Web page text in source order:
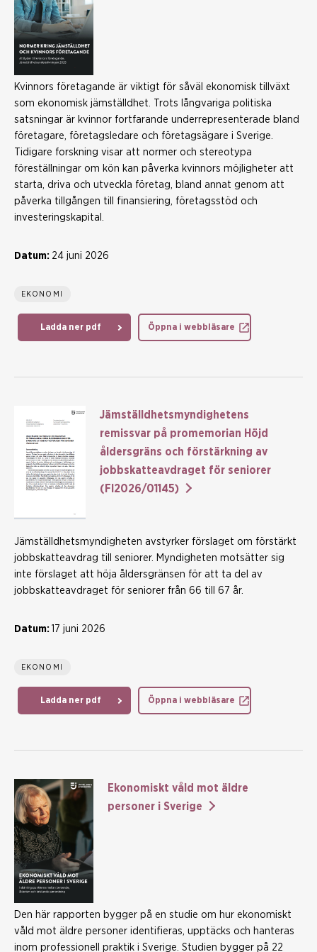
Kvinnors företagande är viktigt för såväl ekonomisk tillväxt
som ekonomisk jämställdhet. Trots långvariga politiska
satsningar är kvinnor fortfarande underrepresenterade bland
företagare, företagsledare och företagsägare i Sverige.
Tidigare forskning visar att normer och stereotypa
föreställningar om kön kan påverka kvinnors möjligheter att
starta, driva och utveckla företag, bland annat genom att
påverka tillgången till finansiering, företagsstöd och
investeringskapital.
Datum: 24 juni 2026
EKONOMI
Ladda ner pdf Öppna i webbläsare
Jämställdhetsmyndighetens
remissvar på promemorian Höjd
åldersgräns och förstärkning av
jobbskatteavdraget för seniorer
(FI2026/01145)
Jämställdhetsmyndigheten avstyrker förslaget om förstärkt
jobbskatteavdrag till seniorer. Myndigheten motsätter sig
inte förslaget att höja åldersgränsen för att ta del av
jobbskatteavdraget för seniorer från 66 till 67 år.
Datum: 17 juni 2026
EKONOMI
Ladda ner pdf Öppna i webbläsare
Ekonomiskt våld mot äldre
personer i Sverige
Den här rapporten bygger på en studie om hur ekonomiskt
våld mot äldre personer identifieras, upptäcks och hanteras
inom professionell praktik i Sverige. Studien bygger på 22